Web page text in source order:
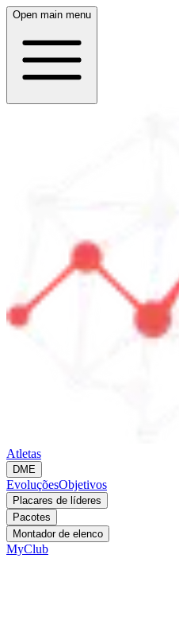
Open main menu
Atletas
DME
EvoluçõesObjetivos
Placares de líderes
Pacotes
Montador de elenco
MyClub